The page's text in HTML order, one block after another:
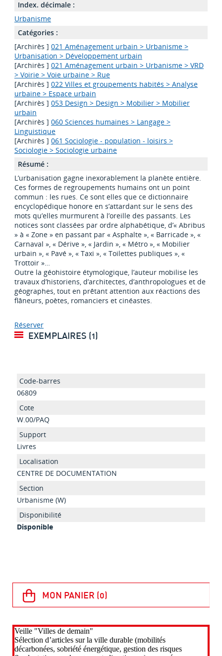
Index. décimale :
Urbanisme
Catégories :
[Archirès ] 021 Aménagement urbain > Urbanisme >
Urbanisation > Développement urbain
[Archirès ] 021 Aménagement urbain > Urbanisme > VRD
> Voirie > Voie urbaine > Rue
[Archirès ] 022 Villes et groupements habités > Analyse
urbaine > Espace urbain
[Archirès ] 053 Design > Design > Mobilier > Mobilier
urbain
[Archirès ] 060 Sciences humaines > Langage >
Linguistique
[Archirès ] 061 Sociologie - population - loisirs >
Sociologie > Sociologie urbaine
Résumé :
L’urbanisation gagne inexorablement la planète entière.
Ces formes de regroupements humains ont un point
commun : les rues. Ce sont elles que ce dictionnaire
encyclopédique honore en s’attardant sur le sens des
mots qu’elles murmurent à l’oreille des passants. Les
notices sont classées par ordre alphabétique, d’« Abribus
» à « Zone » en passant par « Asphalte », « Barricade », «
Carnaval », « Dérive », « Jardin », « Métro », « Mobilier
urbain », « Pavé », « Taxi », « Toilettes publiques », «
Trottoir »…
Outre la géohistoire étymologique, l’auteur mobilise les
travaux d’historiens, d’architectes, d’anthropologues et de
géographes, tout en prêtant attention aux réactions des
flâneurs, poètes, romanciers et cinéastes.
Réserver
EXEMPLAIRES (1)
06809
W.00/PAQ
Livres
CENTRE DE DOCUMENTATION
Urbanisme (W)
Disponible